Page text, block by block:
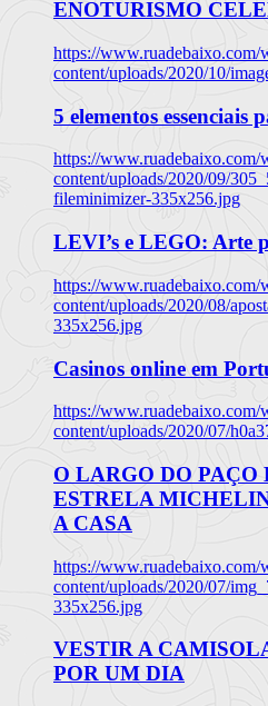
ENOTURISMO
https://www.ruadebaixo.com/
content/uploads/2020/10/
5 elementos essenciais
https://www.ruadebaixo.com/
content/uploads/2020/09/
fileminimizer-335x256.jpg
LEVI’s e LEGO: Arte
https://www.ruadebaixo.com/
content/uploads/2020/08/
335x256.jpg
Casinos online em
https://www.ruadebaixo.com/
content/uploads/2020/07/
O LARGO DO PAÇO
ESTRELA
A CASA
https://www.ruadebaixo.com/
content/uploads/2020/07/
335x256.jpg
VESTIR A
POR UM DIA